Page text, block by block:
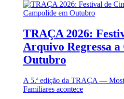
TRAÇA 2026:
Arquivo Regressa
Outubro
A 5.ª edição da TRAÇA —
Familiares acontece